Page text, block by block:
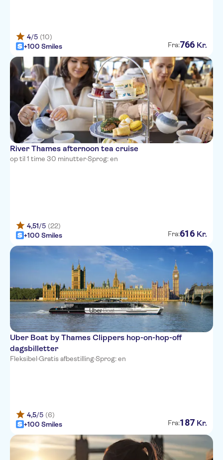
4/5 (10)
+100 Smiles
Fra:766 Kr.
River Thames afternoon tea cruise
op til 1 time 30 minutter·Sprog: en
4,51/5 (22)
+100 Smiles
Fra:616 Kr.
Uber Boat by Thames Clippers hop-on-hop-off
dagsbilletter
Fleksibel·Gratis afbestilling·Sprog: en
4,5/5 (6)
+100 Smiles
Fra:187 Kr.